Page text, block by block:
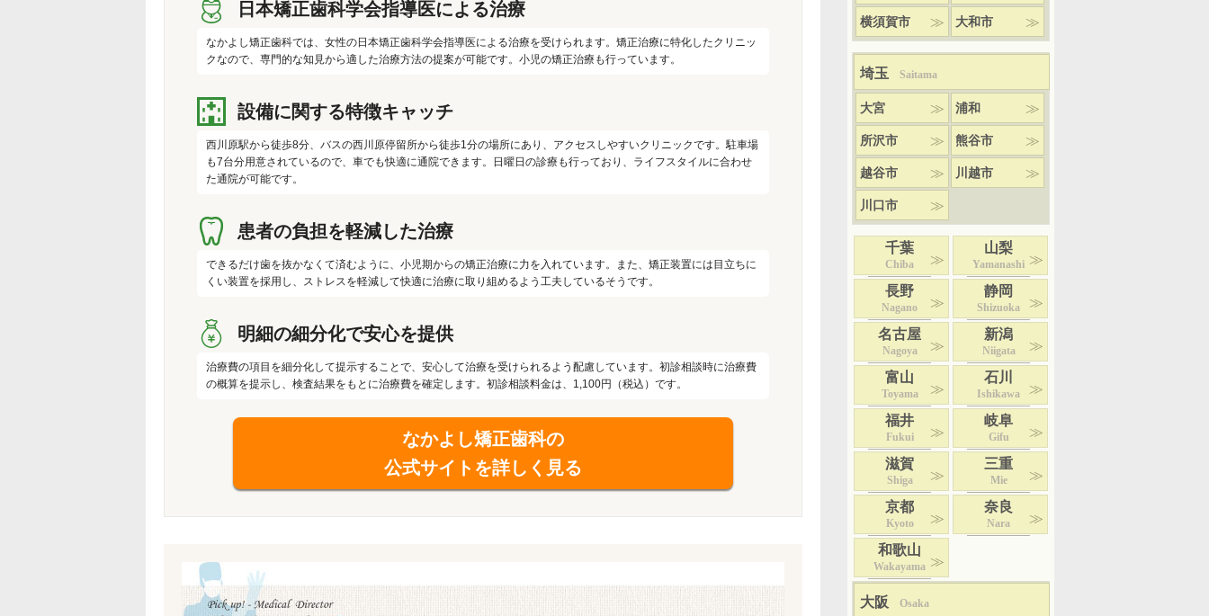
日本矯正歯科学会指導医による治療
なかよし矯正歯科では、女性の日本矯正歯科学会指導医による治療を受けられます。矯正治療に特化したクリニッ
クなので、専門的な知見から適した治療方法の提案が可能です。小児の矯正治療も行っています。
設備に関する特徴キャッチ
西川原駅から徒歩8分、バスの西川原停留所から徒歩1分の場所にあり、アクセスしやすいクリニックです。駐車場
も7台分用意されているので、車でも快適に通院できます。日曜日の診療も行っており、ライフスタイルに合わせ
た通院が可能です。
患者の負担を軽減した治療
できるだけ歯を抜かなくて済むように、小児期からの矯正治療に力を入れています。また、矯正装置には目立ちに
くい装置を採用し、ストレスを軽減して快適に治療に取り組めるよう工夫しているそうです。
明細の細分化で安心を提供
治療費の項目を細分化して提示することで、安心して治療を受けられるよう配慮しています。初診相談時に治療費
の概算を提示し、検査結果をもとに治療費を確定します。初診相談料金は、1,100円（税込）です。
なかよし矯正歯科の
公式サイトを詳しく見る
横須賀市 大和市
埼玉 Saitama
大宮 浦和
所沢市 熊谷市
越谷市 川越市
川口市
千葉
Chiba
山梨
Yamanashi
長野
Nagano
静岡
Shizuoka
名古屋
Nagoya
新潟
Niigata
富山
Toyama
石川
Ishikawa
福井
Fukui
岐阜
Gifu
滋賀
Shiga
三重
Mie
京都
Kyoto
奈良
Nara
和歌山
Wakayama
大阪 Osaka